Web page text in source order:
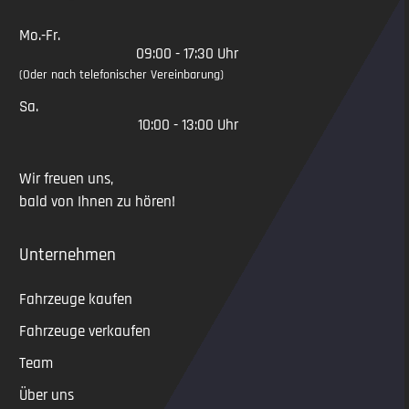
Mo.-Fr.
09:00 - 17:30 Uhr
(Oder nach telefonischer Vereinbarung)
Sa.
10:00 - 13:00 Uhr
Wir freuen uns,
bald von Ihnen zu hören!
Unternehmen
Fahrzeuge kaufen
Fahrzeuge verkaufen
Team
Über uns